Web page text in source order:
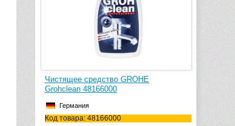
Чистящее средство GROHE
Grohclean 48166000
Германия
Код товара: 48166000